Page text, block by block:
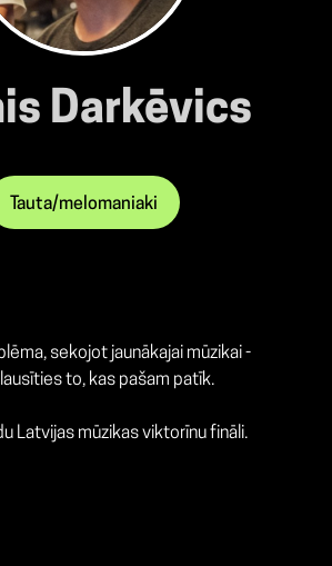
Darkēvics
Tauta/melomaniaki
sekojot jaunākajai mūzikai -
to, kas pašam patīk.
Latvijas mūzikas viktorīnu fināli.